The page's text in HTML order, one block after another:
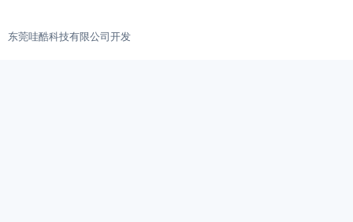
东莞哇酷科技有限公司开发